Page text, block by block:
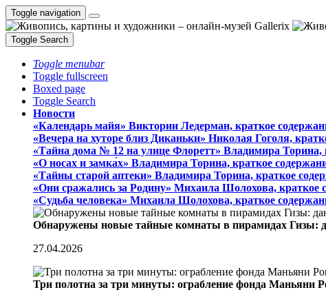
Toggle navigation
Toggle Search
Toggle menubar
Toggle fullscreen
Boxed page
Toggle Search
Новости
«Календарь майя» Виктории Ледерман, краткое
«Вечера на хуторе близ Диканьки» Николая Гоголя,
«Тайна дома № 12 на улице Флоретт» Владимира Торина,
«О носах и замка́х» Владимира Торина, краткое
«Тайны старой аптеки» Владимира Торина, краткое
«Они сражались за Родину» Михаила Шолохова, краткое
«Судьба человека» Михаила Шолохова, краткое
Обнаружены новые тайные комнаты в пирамидах Гизы:
27.04.2026
Три полотна за три минуты: ограбление фонда Маньяни